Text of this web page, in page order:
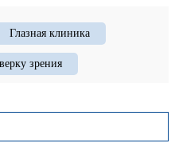
Глазная клиника
зрения